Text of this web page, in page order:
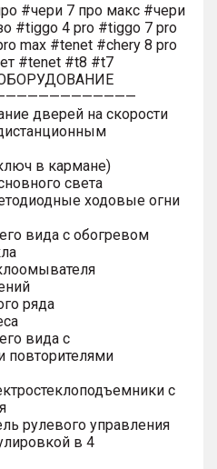
#чери 7 про макс #чери
#tiggo 4 pro #tiggo 7 pro
max #tenet #chery 8 pro
#tenet #t8 #t7
дверей на скорости
в кармане)
света
ходовые огни
вида с обогревом
ряда
вида с
повторителями
с
рулевого управления
в 4